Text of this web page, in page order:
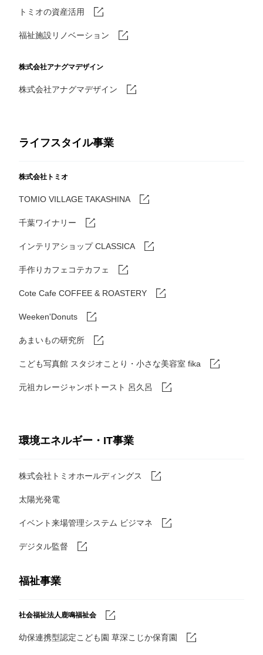
トミオの資産活用
福祉施設リノベーション
株式会社アナグマデザイン
株式会社アナグマデザイン
ライフスタイル事業
株式会社トミオ
TOMIO VILLAGE TAKASHINA
千葉ワイナリー
インテリアショップ CLASSICA
手作りカフェコテカフェ
Cote Cafe COFFEE & ROASTERY
Weeken'Donuts
あまいもの研究所
こども写真館 スタジオことり・小さな美容室 fika
元祖カレージャンボトースト 呂久呂
環境エネルギー・IT事業
株式会社トミオホールディングス
太陽光発電
イベント来場管理システム ビジマネ
デジタル監督
福祉事業
社会福祉法人鹿鳴福祉会
幼保連携型認定こども園 草深こじか保育園